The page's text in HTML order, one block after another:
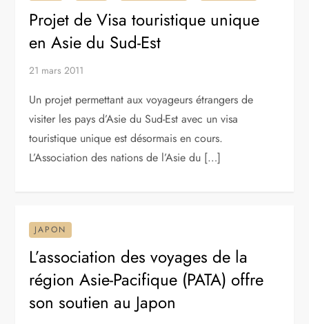
Projet de Visa touristique unique
en Asie du Sud-Est
21 mars 2011
Un projet permettant aux voyageurs étrangers de
visiter les pays d’Asie du Sud-Est avec un visa
touristique unique est désormais en cours.
L’Association des nations de l’Asie du […]
JAPON
L’association des voyages de la
région Asie-Pacifique (PATA) offre
son soutien au Japon